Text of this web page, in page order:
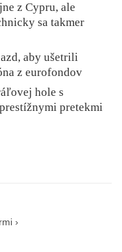
z Cypru, ale
sa takmer
aby ušetrili
z eurofondov
hole s
pretekmi
›